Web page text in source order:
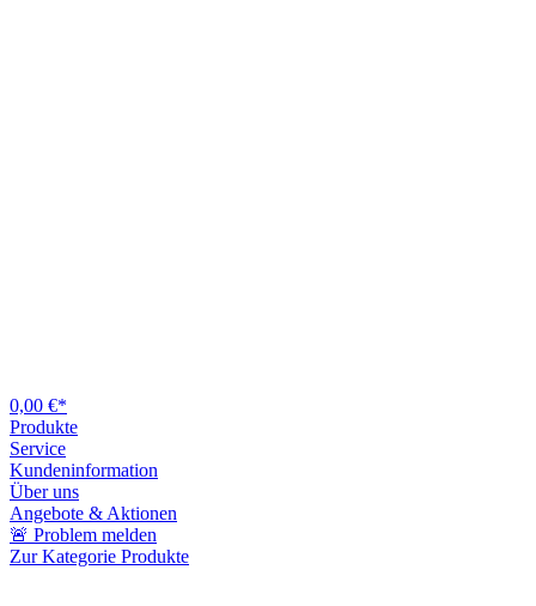
0,00 €*
Produkte
Service
Kundeninformation
Über uns
Angebote & Aktionen
🚨 Problem melden
Zur Kategorie Produkte